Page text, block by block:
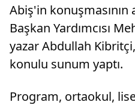
Abiş'in konuşmasının
Başkan Yardımcısı
yazar Abdullah
konulu sunum yaptı.
Program, ortaokul,